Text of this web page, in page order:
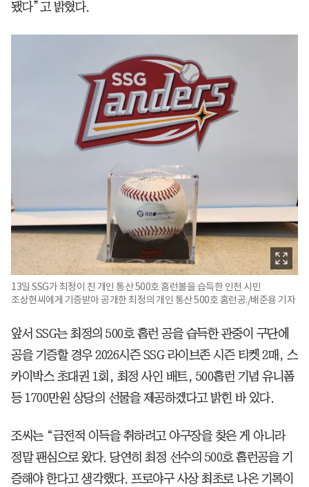
됐다”고 밝혔다.
13일 SSG가 최정이 친 개인 통산 500호 홈런볼을 습득한 인천 시민
조상현씨에게 기증받아 공개한 최정의 개인 통산 500호 홈런공./배준용 기자
앞서 SSG는 최정의 500호 홈런 공을 습득한 관중이 구단에
공을 기증할 경우 2026시즌 SSG 라이브존 시즌 티켓 2매, 스
카이박스 초대권 1회, 최정 사인 배트, 500홈런 기념 유니폼
등 1700만원 상당의 선물을 제공하겠다고 밝힌 바 있다.
조씨는 “금전적 이득을 취하려고 야구장을 찾은 게 아니라
정말 팬심으로 왔다. 당연히 최정 선수의 500호 홈런공을 기
증해야 한다고 생각했다. 프로야구 사상 최초로 나온 기록이